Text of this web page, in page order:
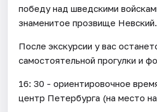
победу над шведскими
знаменитое прозвище Невский.
После экскурсии у вас
самостоятельной прогулки и
16: 30 - ориентировочное
центр Петербурга (на место